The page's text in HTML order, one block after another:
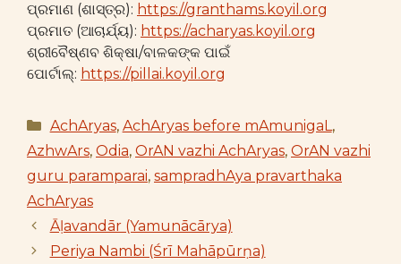
ପ୍ରମାଣ (ଶାସ୍ତ୍ର): https://granthams.koyil.org
ପ୍ରମାତ (ଆଚାର୍ଯ୍ୟ): https://acharyas.koyil.org
ଶ୍ରୀବୈଷ୍ଣବ ଶିକ୍ଷା/ବାଳକଙ୍କ ପାଇଁ
ପୋର୍ଟାଲ୍: https://pillai.koyil.org
Categories
AchAryas, AchAryas before mAmunigaL,
AzhwArs, Odia, OrAN vazhi AchAryas, OrAN vazhi
guru paramparai, sampradhAya pravarthaka
AchAryas
Āḷavandār (Yamunācārya)
Periya Nambi (Śrī Mahāpūrṇa)